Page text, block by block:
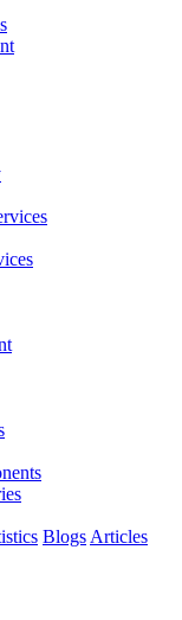
Blogs Articles